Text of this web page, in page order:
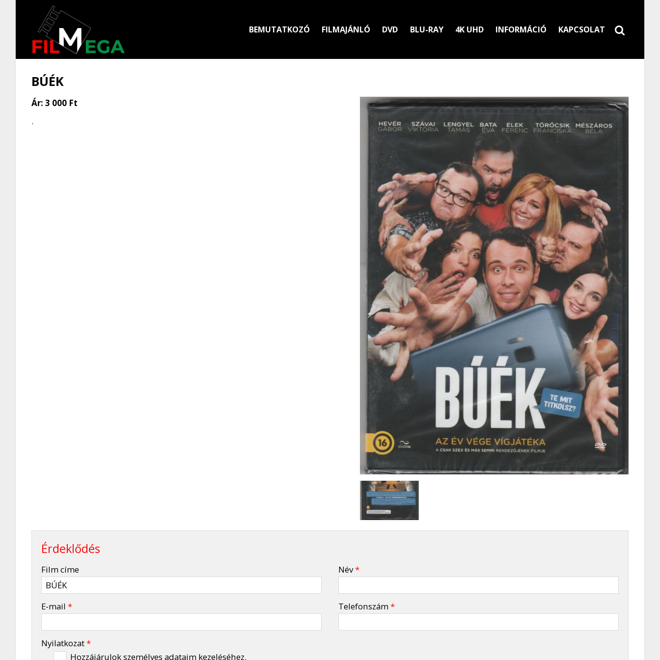
BEMUTATKOZÓ FILMAJÁNLÓ DVD BLU-RAY 4K UHD INFORMÁCIÓ KAPCSOLAT
BÚÉK
Ár: 3 000 Ft
.
Érdeklődés
Film címe Név*
E-mail * Telefonszám*
Nyilatkozat*
Hozzájárulok személyes adataim kezeléséhez.